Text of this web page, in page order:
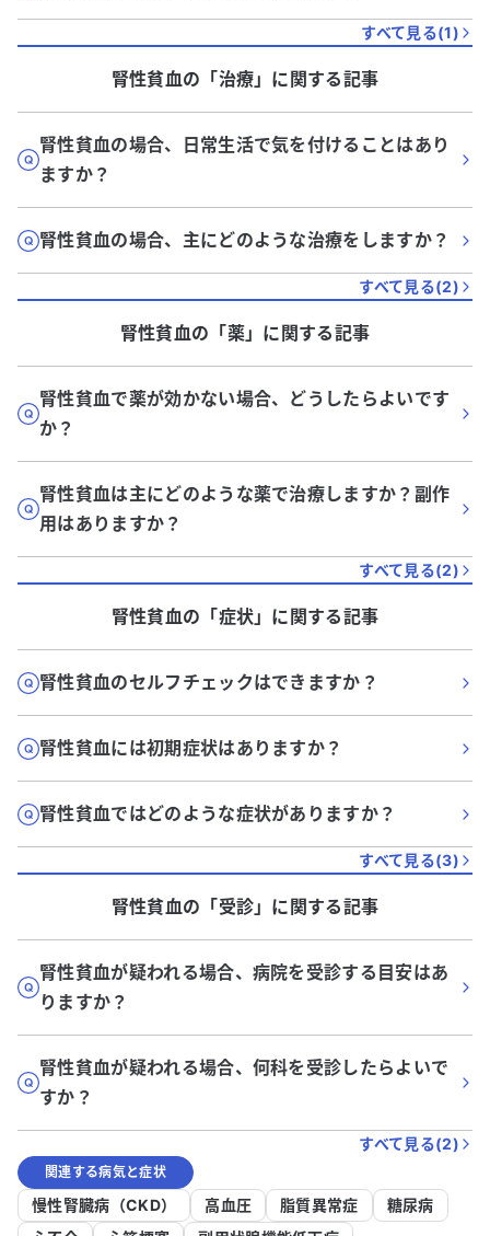
すべて見る(1)
腎性貧血の「治療」に関する記事
腎性貧血の場合、日常生活で気を付けることはあり
ますか？
腎性貧血の場合、主にどのような治療をしますか？
すべて見る(2)
腎性貧血の「薬」に関する記事
腎性貧血で薬が効かない場合、どうしたらよいです
か？
腎性貧血は主にどのような薬で治療しますか？副作
用はありますか？
すべて見る(2)
腎性貧血の「症状」に関する記事
腎性貧血のセルフチェックはできますか？
腎性貧血には初期症状はありますか？
腎性貧血ではどのような症状がありますか？
すべて見る(3)
腎性貧血の「受診」に関する記事
腎性貧血が疑われる場合、病院を受診する目安はあ
りますか？
腎性貧血が疑われる場合、何科を受診したらよいで
すか？
すべて見る(2)
関連する病気と症状
慢性腎臓病（CKD） 高血圧 脂質異常症
糖尿病